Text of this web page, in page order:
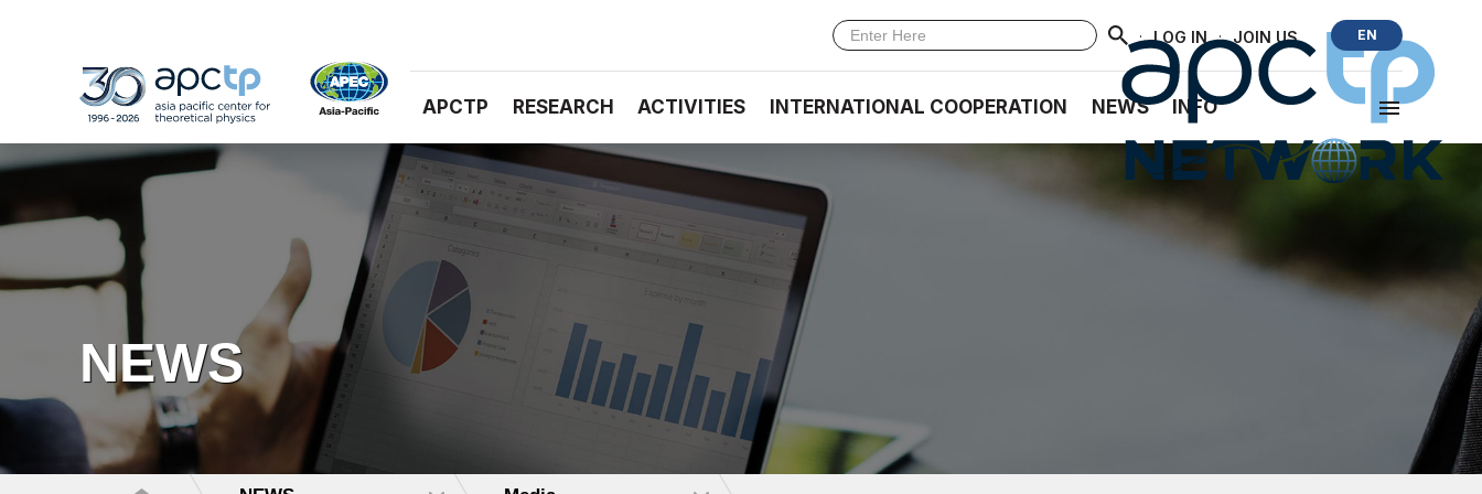
· LOG IN · JOIN US EN
APCTP RESEARCH ACTIVITIES INTERNATIONAL COOPERATION NEWS INFO
NEWS